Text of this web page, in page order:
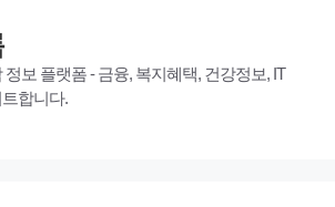
보 플랫폼 - 금융, 복지혜택, 건강정보, IT
합니다.